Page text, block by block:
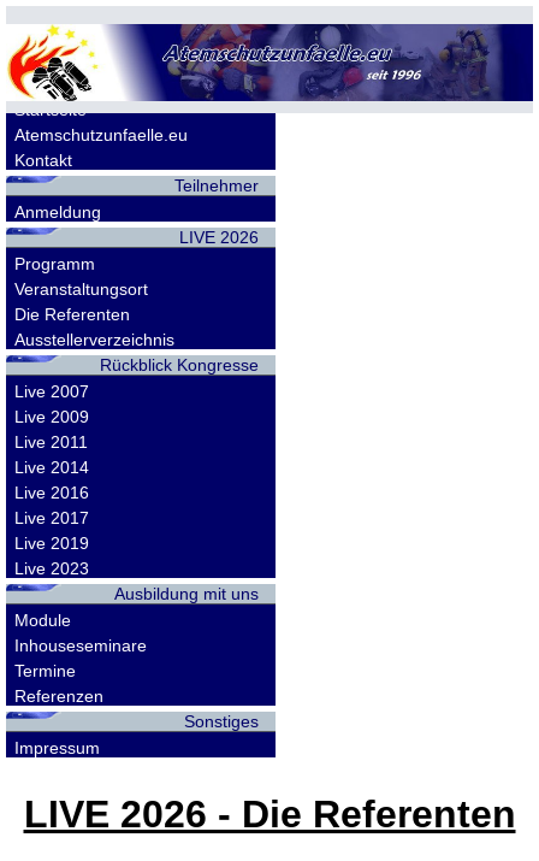
Allgemeines
Startseite
Atemschutzunfaelle.eu
Kontakt
Teilnehmer
Anmeldung
LIVE 2026
Programm
Veranstaltungsort
Die Referenten
Ausstellerverzeichnis
Rückblick Kongresse
Live 2007
Live 2009
Live 2011
Live 2014
Live 2016
Live 2017
Live 2019
Live 2023
Ausbildung mit uns
Module
Inhouseseminare
Termine
Referenzen
Sonstiges
Impressum
LIVE 2026 - Die Referenten